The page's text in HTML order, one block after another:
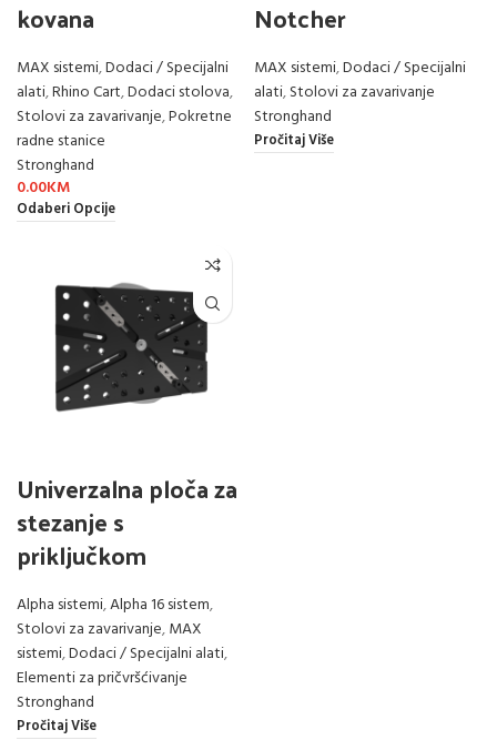
kovana
MAX sistemi,Dodaci / Specijalni
alati,Rhino Cart,Dodaci stolova,
Stolovi za zavarivanje,Pokretne
radne stanice
Stronghand
0.00KM
Odaberi Opcije
Notcher
MAX sistemi,Dodaci / Specijalni
alati,Stolovi za zavarivanje
Stronghand
Pročitaj Više
Univerzalna ploča za
stezanje s
priključkom
Alpha sistemi,Alpha 16 sistem,
Stolovi za zavarivanje,MAX
sistemi,Dodaci / Specijalni alati,
Elementi za pričvršćivanje
Stronghand
Pročitaj Više